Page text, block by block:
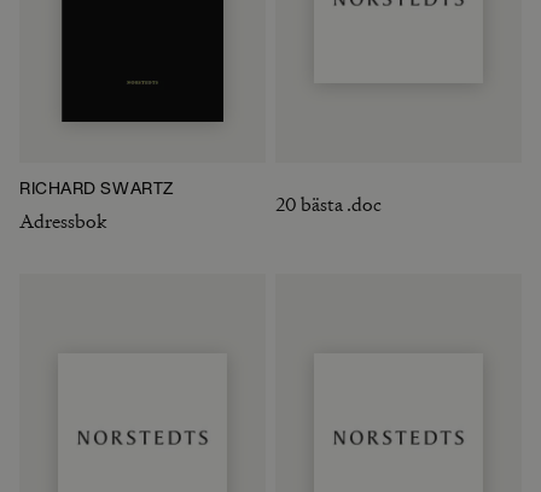
RICHARD SWARTZ
Adressbok
20 bästa .doc